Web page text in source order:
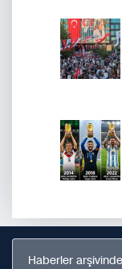
Haberler